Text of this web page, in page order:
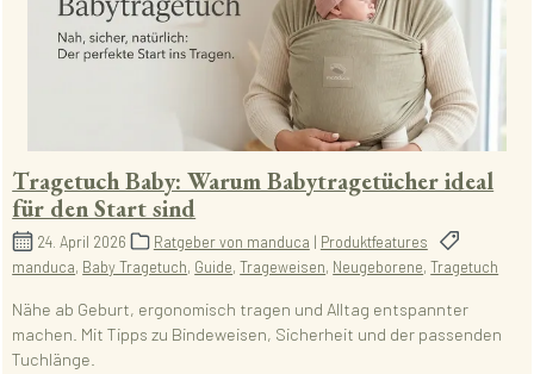
Tragetuch Baby: Warum Babytragetücher ideal
für den Start sind
24. April 2026 Ratgeber von manduca | Produktfeatures
manduca, Baby Tragetuch, Guide,Trageweisen, Neugeborene,Tragetuch
Nähe ab Geburt, ergonomisch tragen und Alltag entspannter
machen. Mit Tipps zu Bindeweisen, Sicherheit und der passenden
Tuchlänge.